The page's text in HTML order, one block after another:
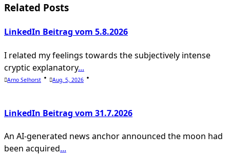
screen-
reader-
Related Posts
LinkedIn Beitrag vom 5.8.2026
I related my feelings towards the subjectively intense
cryptic explanatory...
Arno Selhorst Aug. 5, 2026
LinkedIn Beitrag vom 31.7.2026
An AI-generated news anchor announced the moon had
been acquired...